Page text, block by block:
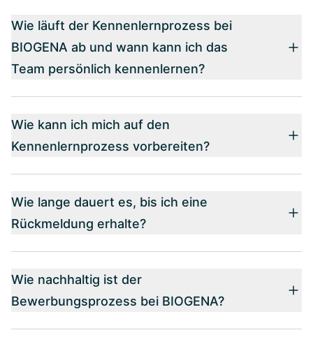
Wie läuft der Kennenlernprozess bei
BIOGENA ab und wann kann ich das
Team persönlich kennenlernen?
Wie kann ich mich auf den
Kennenlernprozess vorbereiten?
Wie lange dauert es, bis ich eine
Rückmeldung erhalte?
Wie nachhaltig ist der
Bewerbungsprozess bei BIOGENA?